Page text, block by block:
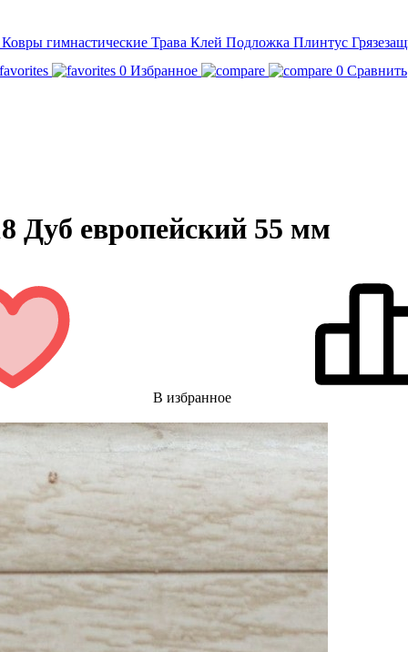
Ковры гимнастические Трава Клей Подложка Плинтус
0 Избранное 0 Сравнить
Дуб европейский 55 мм
В избранное